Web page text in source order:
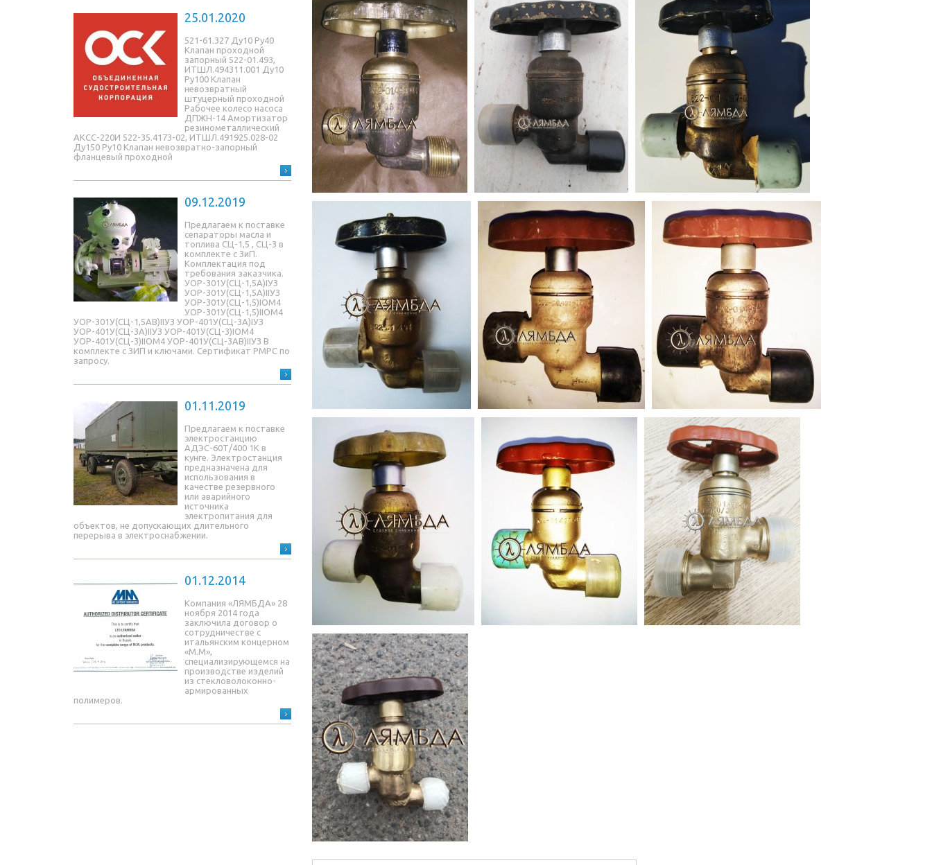
25.01.2020
521-61.327 Ду10 Ру40
Клапан проходной
запорный 522-01.493,
ИТШЛ.494311.001 Ду10
Ру100 Клапан
невозвратный
штуцерный проходной
Рабочее колесо насоса
ДПЖН-14 Амортизатор
резинометаллический
АКСС-220И 522-35.4173-02, ИТШЛ.491925.028-02
Ду150 Ру10 Клапан невозвратно-запорный
фланцевый проходной
09.12.2019
Предлагаем к поставке
сепараторы масла и
топлива СЦ-1,5 , СЦ-3 в
комплекте с ЗиП.
Комплектация под
требования заказчика.
УОР-301У(СЦ-1,5A)IУЗ
УОР-301У(СЦ-1,5A)IIУЗ
УОР-301У(СЦ-1,5)IОМ4
УОР-301У(СЦ-1,5)IIОМ4
УОР-301У(СЦ-1,5AB)IIУЗ УОР-401У(СЦ-3A)IУЗ
УОР-401У(СЦ-3A)IIУЗ УОР-401У(СЦ-3)IОМ4
УОР-401У(СЦ-3)IIОМ4 УОР-401У(СЦ-3AB)IIУЗ В
комплекте с ЗИП и ключами. Сертификат РМРС по
запросу.
01.11.2019
Предлагаем к поставке
электростанцию
АДЭС-60Т/400 1К в
кунге. Электростанция
предназначена для
использования в
качестве резервного
или аварийного
источника
электропитания для
объектов, не допускающих длительного
перерыва в электроснабжении.
01.12.2014
Компания «ЛЯМБДА» 28
ноября 2014 года
заключила договор о
сотрудничестве с
итальянским концерном
«М.М»,
специализирующемся на
производстве изделий
из стекловолоконно-
армированных
полимеров.